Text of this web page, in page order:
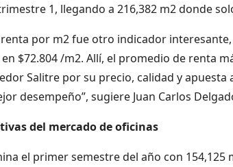
1, llegando a 216,382 m2 donde
renta por m2 fue otro indicador
$72.804 /m2. Allí, el promedio de renta
Salitre por su precio, calidad y apuesta
desempeño”, sugiere Juan Carlos
del mercado de oficinas
el primer semestre del año con 154,125